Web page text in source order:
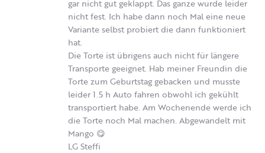
gar nicht gut geklappt. Das ganze wurde leider
nicht fest. Ich habe dann noch Mal eine neue
Variante selbst probiert die dann funktioniert
hat.
Die Torte ist übrigens auch nicht für längere
Transporte geeignet. Hab meiner Freundin die
Torte zum Geburtstag gebacken und musste
leider 1.5 h Auto fahren obwohl ich gekühlt
transportiert habe. Am Wochenende werde ich
die Torte noch Mal machen. Abgewandelt mit
Mango 😋
LG Steffi